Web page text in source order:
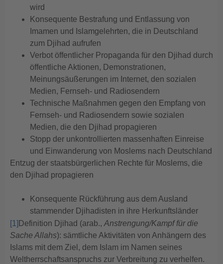
wird
Konsequente Bestrafung und Entlassung von
Imamen und Islamgelehrten, die in Deutschland
zum Djihad aufrufen
Verbot öffentlicher Propaganda für den Djihad durch
öffentliche Aktionen, Demonstrationen,
Meinungsäußerungen im Internet, den sozialen
Medien, Fernseh- und Radiosendern
Technische Maßnahmen gegen den Empfang von
Fernseh- und Radiosendern sowie sozialen
Medien, die den Djihad propagieren
Stopp der unkontrollierten massenhaften Einreise
und Einwanderung von Moslems nach Deutschland
Entzug der staatsbürgerlichen Rechte für Moslems, die
den Djihad propagieren
Konsequente Rückführung aus dem Ausland
stammender Djihadisten in ihre Herkunftsländer
[1] Definition Djihad (arab., Anstrengung/Kampf für die
Sache Allahs): sämtliche Aktivitäten von Anhängern des
Islams mit dem Ziel, dem Islam im Namen seines
Weltherrschaftsanspruchs zur Verbreitung zu verhelfen.